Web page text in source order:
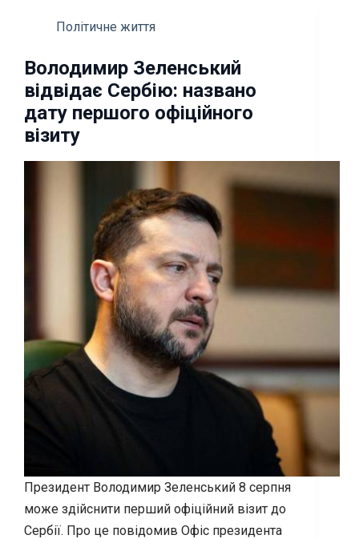
Політичне життя
Володимир Зеленський
відвідає Сербію: названо
дату першого офіційного
візиту
Президент Володимир Зеленський 8 серпня
може здійснити перший офіційний візит до
Сербії. Про це повідомив Офіс президента